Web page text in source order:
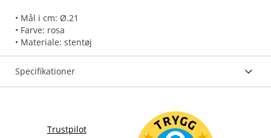
• Mål i cm: Ø.21
• Farve: rosa
• Materiale: stentøj
Specifikationer
Trustpilot